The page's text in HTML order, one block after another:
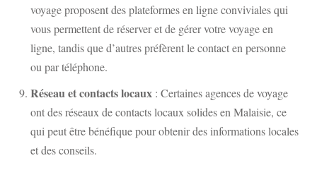
voyage proposent des plateformes en ligne conviviales qui
vous permettent de réserver et de gérer votre voyage en
ligne, tandis que d’autres préfèrent le contact en personne
ou par téléphone.
Réseau et contacts locaux : Certaines agences de voyage
ont des réseaux de contacts locaux solides en Malaisie, ce
qui peut être bénéfique pour obtenir des informations locales
et des conseils.